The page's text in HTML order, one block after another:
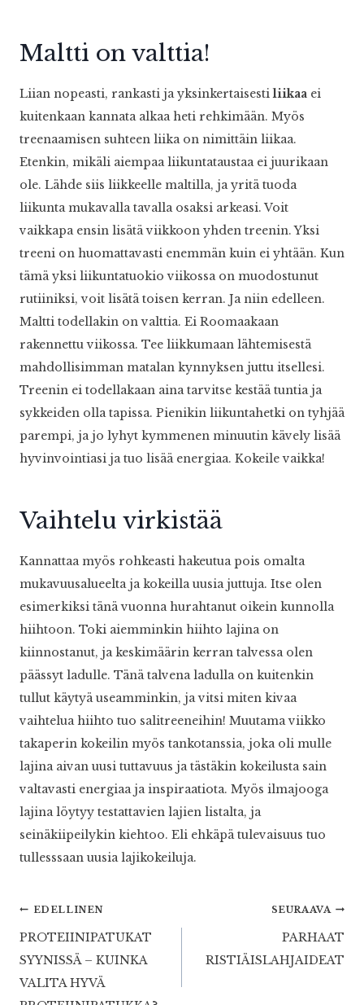
Maltti on valttia!
Liian nopeasti, rankasti ja yksinkertaisestiliikaa ei
kuitenkaan kannata alkaa heti rehkimään. Myös
treenaamisen suhteen liika on nimittäin liikaa.
Etenkin, mikäli aiempaa liikuntataustaa ei juurikaan
ole. Lähde siis liikkeelle maltilla, ja yritä tuoda
liikunta mukavalla tavalla osaksi arkeasi. Voit
vaikkapa ensin lisätä viikkoon yhden treenin. Yksi
treeni on huomattavasti enemmän kuin ei yhtään. Kun
tämä yksi liikuntatuokio viikossa on muodostunut
rutiiniksi, voit lisätä toisen kerran. Ja niin edelleen.
Maltti todellakin on valttia. Ei Roomaakaan
rakennettu viikossa. Tee liikkumaan lähtemisestä
mahdollisimman matalan kynnyksen juttu itsellesi.
Treenin ei todellakaan aina tarvitse kestää tuntia ja
sykkeiden olla tapissa. Pienikin liikuntahetki on tyhjää
parempi, ja jo lyhyt kymmenen minuutin kävely lisää
hyvinvointiasi ja tuo lisää energiaa. Kokeile vaikka!
Vaihtelu virkistää
Kannattaa myös rohkeasti hakeutua pois omalta
mukavuusalueelta ja kokeilla uusia juttuja. Itse olen
esimerkiksi tänä vuonna hurahtanut oikein kunnolla
hiihtoon. Toki aiemminkin hiihto lajina on
kiinnostanut, ja keskimäärin kerran talvessa olen
päässyt ladulle. Tänä talvena ladulla on kuitenkin
tullut käytyä useamminkin, ja vitsi miten kivaa
vaihtelua hiihto tuo salitreeneihin! Muutama viikko
takaperin kokeilin myös tankotanssia, joka oli mulle
lajina aivan uusi tuttavuus ja tästäkin kokeilusta sain
valtavasti energiaa ja inspiraatiota. Myös ilmajooga
lajina löytyy testattavien lajien listalta, ja
seinäkiipeilykin kiehtoo. Eli ehkäpä tulevaisuus tuo
tullesssaan uusia lajikokeiluja.
Artikkelien
selaus
EDELLINEN
PROTEIINIPATUKAT
SYYNISSÄ – KUINKA
VALITA HYVÄ
SEURAAVA
PARHAAT
RISTIÄISLAHJAIDEAT